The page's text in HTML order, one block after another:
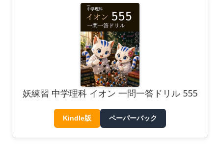
妖練習 中学理科 イオン 一問一答ドリル 555
Kindle版 ペーパーバック